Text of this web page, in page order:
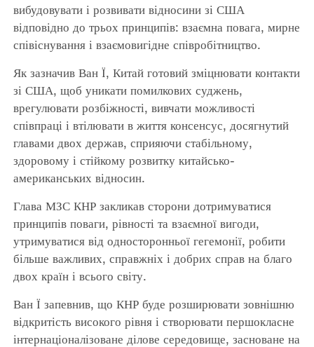
вибудовувати і розвивати відносини зі США
відповідно до трьох принципів: взаємна повага, мирне
співіснування і взаємовигідне співробітництво.
Як зазначив Ван Ї, Китай готовий зміцнювати контакти
зі США, щоб уникати помилкових суджень,
врегулювати розбіжності, вивчати можливості
співпраці і втілювати в життя консенсус, досягнутий
главами двох держав, сприяючи стабільному,
здоровому і стійкому розвитку китайсько-
американських відносин.
Глава МЗС КНР закликав сторони дотримуватися
принципів поваги, рівності та взаємної вигоди,
утримуватися від односторонньої гегемонії, робити
більше важливих, справжніх і добрих справ на благо
двох країн і всього світу.
Ван Ї запевнив, що КНР буде розширювати зовнішню
відкритість високого рівня і створювати першокласне
інтернаціоналізоване ділове середовище, засноване на